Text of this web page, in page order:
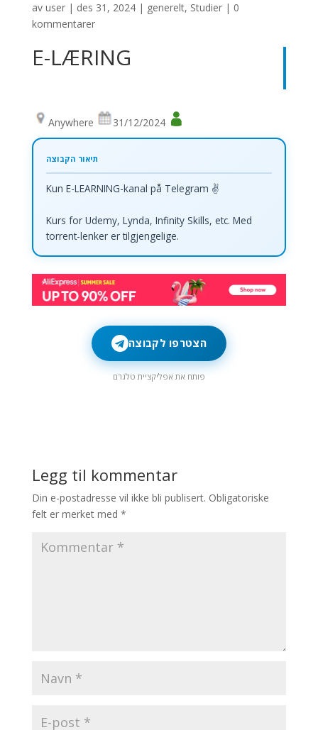
av user| des 31, 2024| generelt, Studier| 0
kommentarer
E-LÆRING
Anywhere 31/12/2024
Kun E-LEARNING-kanal på Telegram ✌
Kurs for Udemy, Lynda, Infinity Skills, etc. Med
torrent-lenker er tilgjengelige.
הצטרפו לקבוצה
פותח את אפליקציית טלגרם
Legg til kommentar
Din e-postadresse vil ikke bli publisert. Obligatoriske
felt er merket med *